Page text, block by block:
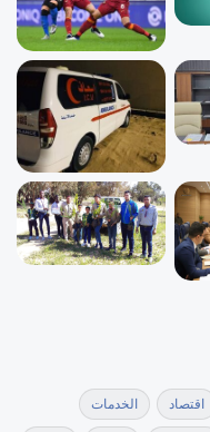
اقتصاد الخدمات